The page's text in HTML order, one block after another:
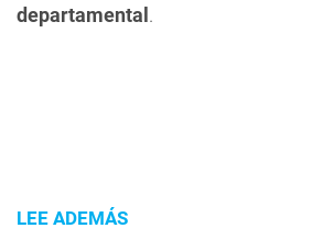
departamental .
LEE ADEMÁS